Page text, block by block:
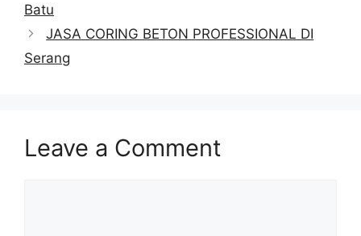
Batu
JASA CORING BETON PROFESSIONAL DI
Serang
Leave a Comment